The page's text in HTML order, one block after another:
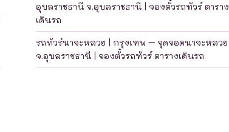
อุบลราชธานี จ.อุบลราชธานี | จองตั๋วรถทัวร์ ตาราง
เดินรถ
รถทัวร์นาจะหลวย | กรุงเทพ – จุดจอดนาจะหลวย
จ.อุบลราชธานี | จองตั๋วรถทัวร์ ตารางเดินรถ